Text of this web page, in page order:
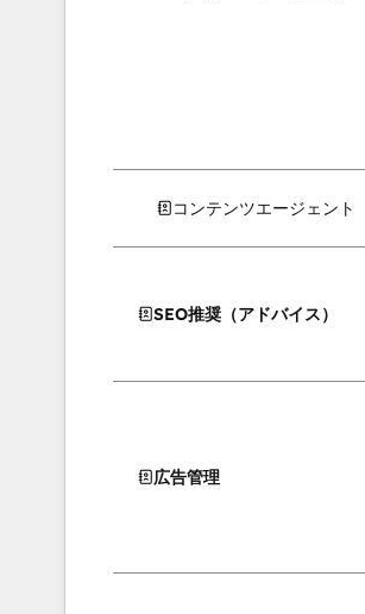
コンテンツエージェント
SEO推奨（アドバイス）
広告管理